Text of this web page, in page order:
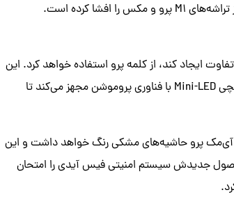
برای اینکه بین این محصول و آی‌مک ۲۴ اینچی تفاوت ایجاد کند، از کلمه پرو استفاده خواهد کرد. این
منبع به نام «Dylan» گفته اپل این محصولش را به نمایشگر ۲۷ اینچی Mini-LED با فناوری پروموشن مجهز می‌کند تا
می‌برد، آی‌مک پرو حاشیه‌های مشکی رنگ خواهد داشت و این
جدیدش سیستم امنیتی فیس آیدی را امتحان